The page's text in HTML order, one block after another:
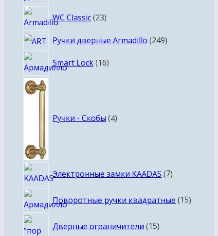
WC Classic 2323
Ручки дверные Armadillo 249249
Smart Lock 1616
Ручки - Скобы 4
Электронные замки KAADAS 77
Поворотные ручки квадратные 1515
Дверные ограничители 1515